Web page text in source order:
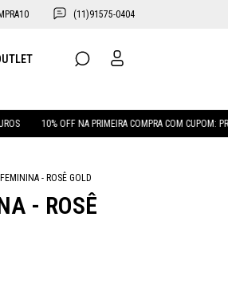
(11)91575-0404
OFF NA PRIMEIRA COMPRA COM CUPOM:
- ROSÊ GOLD
- ROSÊ